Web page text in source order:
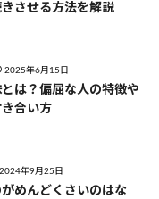
させる方法を解説
2025年6月15日
とは？偏屈な人の特徴や
合い方
2024年9月25日
めんどくさいのはな